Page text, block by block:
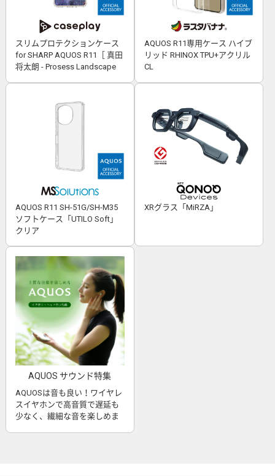
スリムプロテクションケース
for SHARP AQUOS R11［ 真田
将太朗 - Prosess Landscape
AQUOS R11専用ケース ハイブ
リッド RHINOX TPU+アクリル
CL
AQUOS R11 SH-51G/SH-M35
ソフトケース「UTILO Soft」
クリア
XRグラス「MiRZA」
AQUOS サウンド特集
AQUOSは音も良い！ワイヤレ
スイヤホンで高音質で遅延も
少なく、繊細な音を楽しめま